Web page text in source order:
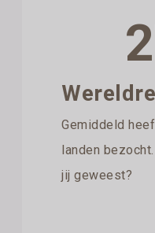
Gemiddeld
landen
jij geweest?